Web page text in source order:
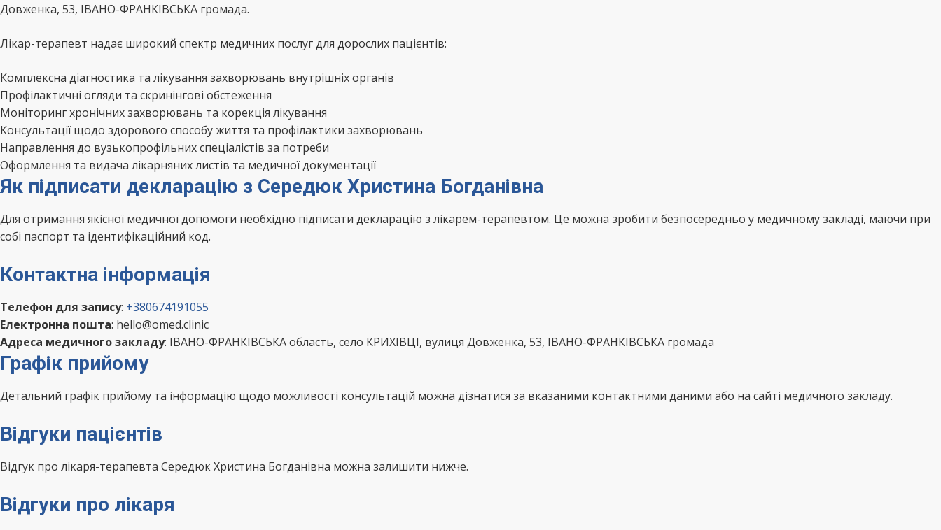
Довженка, 53, ІВАНО-ФРАНКІВСЬКА громада.
Лікар-терапевт надає широкий спектр медичних послуг для дорослих пацієнтів:
Комплексна діагностика та лікування захворювань внутрішніх органів
Профілактичні огляди та скринінгові обстеження
Моніторинг хронічних захворювань та корекція лікування
Консультації щодо здорового способу життя та профілактики захворювань
Направлення до вузькопрофільних спеціалістів за потреби
Оформлення та видача лікарняних листів та медичної документації
Як підписати декларацію з Середюк Христина Богданівна
Для отримання якісної медичної допомоги необхідно підписати декларацію з лікарем-терапевтом. Це можна зробити безпосередньо у медичному закладі, маючи при
собі паспорт та ідентифікаційний код.
Контактна інформація
Телефон для запису: +380674191055
Електронна пошта: hello@omed.clinic
Адреса медичного закладу: ІВАНО-ФРАНКІВСЬКА область, село КРИХІВЦІ, вулиця Довженка, 53, ІВАНО-ФРАНКІВСЬКА громада
Графік прийому
Детальний графік прийому та інформацію щодо можливості консультацій можна дізнатися за вказаними контактними даними або на сайті медичного закладу.
Відгуки пацієнтів
Відгук про лікаря-терапевта Середюк Христина Богданівна можна залишити нижче.
Відгуки про лікаря